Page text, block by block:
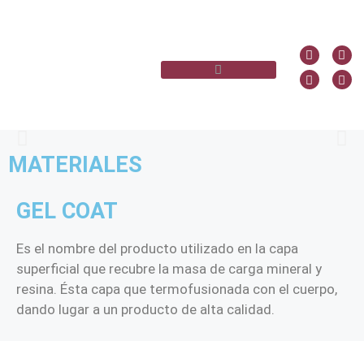
MATERIALES
GEL COAT
Es el nombre del producto utilizado en la capa
superficial que recubre la masa de carga mineral y
resina. Ésta capa que termofusionada con el cuerpo,
dando lugar a un producto de alta calidad.